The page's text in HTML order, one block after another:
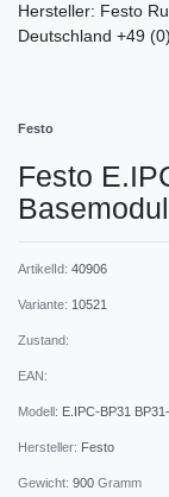
Hersteller: Festo
Deutschland +49
Festo
Festo
ArtikelId: 40906
Variante: 10521
Zustand:
EAN:
Modell: E.IPC-BP31
Hersteller: Festo
Gewicht: 900 Gramm